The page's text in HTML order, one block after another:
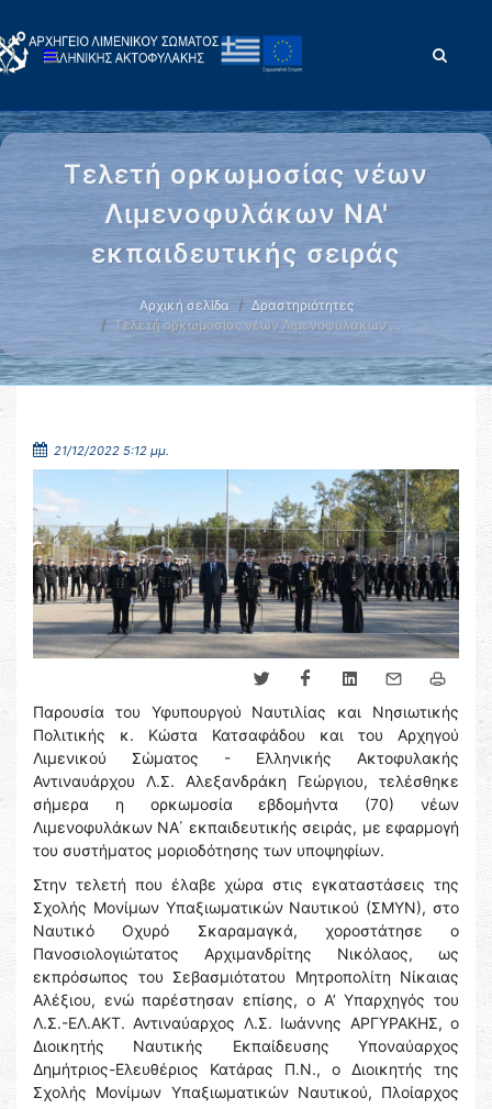
Τελετή ορκωμοσίας νέων
Λιμενοφυλάκων ΝΑ'
εκπαιδευτικής σειράς
Αρχική σελίδα
Δραστηριότητες
Τελετή ορκωμοσίας νέων Λιμενοφυλάκων …
21/12/2022 5:12 μμ.
Παρουσία του Υφυπουργού Ναυτιλίας και Νησιωτικής
Πολιτικής κ. Κώστα Κατσαφάδου και του Αρχηγού
Λιμενικού Σώματος - Ελληνικής Ακτοφυλακής
Αντιναυάρχου Λ.Σ. Αλεξανδράκη Γεώργιου, τελέσθηκε
σήμερα η ορκωμοσία εβδομήντα (70) νέων
Λιμενοφυλάκων ΝΑ΄ εκπαιδευτικής σειράς, με εφαρμογή
του συστήματος μοριοδότησης των υποψηφίων.
Στην τελετή που έλαβε χώρα στις εγκαταστάσεις της
Σχολής Μονίμων Υπαξιωματικών Ναυτικού (ΣΜΥΝ), στο
Ναυτικό Οχυρό Σκαραμαγκά, χοροστάτησε ο
Πανοσιολογιώτατος Αρχιμανδρίτης Νικόλαος, ως
εκπρόσωπος του Σεβασμιότατου Μητροπολίτη Νίκαιας
Αλέξιου, ενώ παρέστησαν επίσης, ο Α’ Υπαρχηγός του
Λ.Σ.-ΕΛ.ΑΚΤ. Αντιναύαρχος Λ.Σ. Ιωάννης ΑΡΓΥΡΑΚΗΣ, ο
Διοικητής Ναυτικής Εκπαίδευσης Υποναύαρχος
Δημήτριος-Ελευθέριος Κατάρας Π.Ν., ο Διοικητής της
Σχολής Μονίμων Υπαξιωματικών Ναυτικού, Πλοίαρχος